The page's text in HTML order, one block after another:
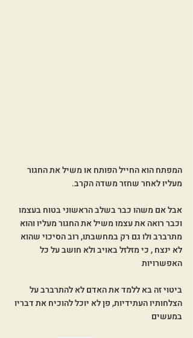
המפתח הוא החייל הפותח או משיל את החגור
מעליו לאחר שחזר משדה הקרב.
אבל אם משהו כבר בשלב הראשוני בטוח בעצמו
וכבר רואה את עצמו משיל את החגור מעליו והוא
מתרברב ולו גם רק במחשבתו, רוב הסיכוי שהוא
לא ינצח , כי מזלזל באויב ולא חושב על כל
האפשרויות
ביטוי זה בא ללמד את האדם לא להתרברב על
הצלחותיו העתידיות, פן לא יוכל להוכיח את דבריו
במעשים